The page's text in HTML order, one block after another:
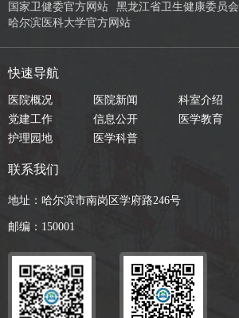
国家卫健委官方网站
黑龙江省卫生健康委员会
哈尔滨医科大学官方网站
快速导航
医院概况 医院新闻 科室介绍
党建工作
信息公开 医学教育
护理园地
医学科普
联系我们
地址：哈尔滨市南岗区学府路246号
邮编：150001